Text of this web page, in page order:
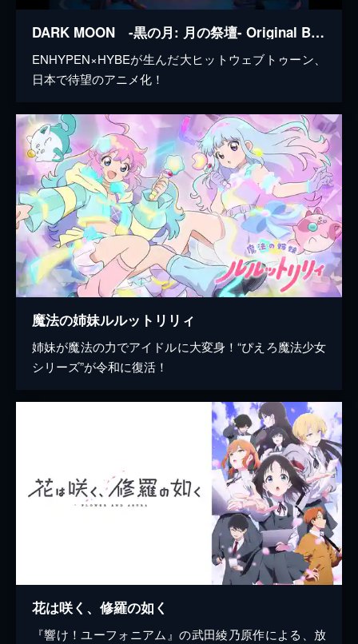
DARK MOON -黒の月: 月の祭壇- Original By DARK MOON : THE BLOOD ALTAR WITH ENHYPEN
ENHYPEN×HYBEが生んだ大ヒットウェブトゥーン、
日本で待望のアニメ化！
魔法の姉妹ルルットリリィ
姉妹が魔法の力でアイドルに大変身！“ぴえろ魔法少女
シリーズ”が令和に復活！
花は咲く、修羅の如く
『響け！ユーフォニアム』の武田綾乃原作による、放